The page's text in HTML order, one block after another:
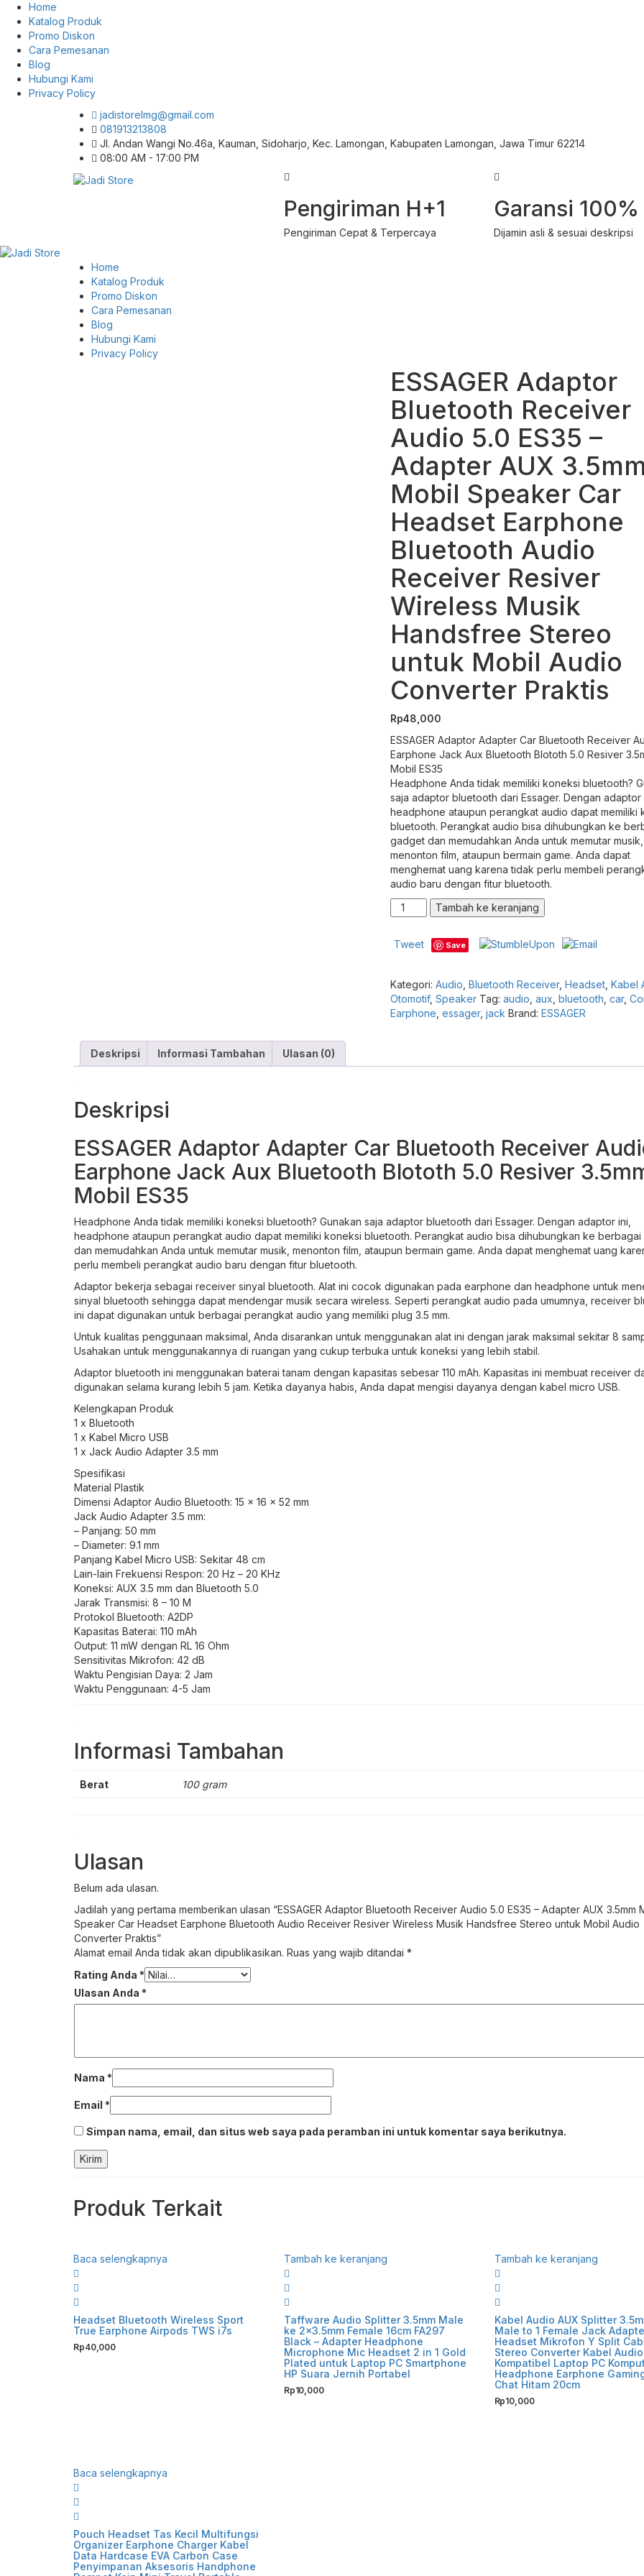
Home
Katalog Produk
Promo Diskon
Cara Pemesanan
Blog
Hubungi Kami
Privacy Policy
jadistorelmg@gmail.com
081913213808
Jl. Andan Wangi No.46a, Kauman, Sidoharjo, Kec. Lamongan, Kabupaten Lamongan, Jawa Timur 62214
08:00 AM - 17:00 PM
Pengiriman H+1
Pengiriman Cepat & Terpercaya
Garansi 100%
Dijamin asli & sesuai deskripsi
Home
Katalog Produk
Promo Diskon
Cara Pemesanan
Blog
Hubungi Kami
Privacy Policy
ESSAGER Adaptor
Bluetooth Receiver
Audio 5.0 ES35 –
Adapter AUX 3.5mm
Mobil Speaker Car
Headset Earphone
Bluetooth Audio
Receiver Resiver
Wireless Musik
Handsfree Stereo
untuk Mobil Audio
Converter Praktis
Rp48,000
ESSAGER Adaptor Adapter Car Bluetooth Receiver
Earphone Jack Aux Bluetooth Blototh 5.0 Resiver
Mobil ES35
Headphone Anda tidak memiliki koneksi bluetooth?
saja adaptor bluetooth dari Essager. Dengan adaptor
headphone ataupun perangkat audio dapat memiliki
bluetooth. Perangkat audio bisa dihubungkan ke
gadget dan memudahkan Anda untuk memutar musik,
menonton film, ataupun bermain game. Anda dapat
menghemat uang karena tidak perlu membeli
audio baru dengan fitur bluetooth.
Kuantitas
ESSAGER
Bluetooth
5.0
ES35
–
Bluetooth
Audio
Receiver
Musik
Handsfree
Stereo
Audio
Converter
Praktis
Tambah ke keranjang
Tweet Save
Kategori: Audio Bluetooth Receiver, Headset, Kabel
Otomotif, Speaker Tag: audio aux bluetooth car,
Earphone essager, jack Brand: ESSAGER
Deskripsi Informasi Tambahan Ulasan (0)
Deskripsi
ESSAGER Adaptor Adapter Car Bluetooth Receiver
Earphone Jack Aux Bluetooth Blototh 5.0 Resiver
Mobil ES35
Headphone Anda tidak memiliki koneksi bluetooth? Gunakan saja adaptor bluetooth dari Essager. Dengan adaptor ini,
headphone ataupun perangkat audio dapat memiliki koneksi bluetooth. Perangkat audio bisa dihubungkan ke
dan memudahkan Anda untuk memutar musik, menonton film, ataupun bermain game. Anda dapat menghemat uang
perlu membeli perangkat audio baru dengan fitur bluetooth.
Adaptor bekerja sebagai receiver sinyal bluetooth. Alat ini cocok digunakan pada earphone dan headphone untuk
sinyal bluetooth sehingga dapat mendengar musik secara wireless. Seperti perangkat audio pada umumnya, receiver
ini dapat digunakan untuk berbagai perangkat audio yang memiliki plug 3.5 mm.
Untuk kualitas penggunaan maksimal, Anda disarankan untuk menggunakan alat ini dengan jarak maksimal sekitar 8
Usahakan untuk menggunakannya di ruangan yang cukup terbuka untuk koneksi yang lebih stabil.
Adaptor bluetooth ini menggunakan baterai tanam dengan kapasitas sebesar 110 mAh. Kapasitas ini membuat receiver
digunakan selama kurang lebih 5 jam. Ketika dayanya habis, Anda dapat mengisi dayanya dengan kabel micro USB.
Kelengkapan Produk
1 x Bluetooth
1 x Kabel Micro USB
1 x Jack Audio Adapter 3.5 mm
Spesifikasi
Material Plastik
Dimensi Adaptor Audio Bluetooth: 15 x 16 x 52 mm
Jack Audio Adapter 3.5 mm:
– Panjang: 50 mm
– Diameter: 9.1 mm
Panjang Kabel Micro USB: Sekitar 48 cm
Lain-lain Frekuensi Respon: 20 Hz – 20 KHz
Koneksi: AUX 3.5 mm dan Bluetooth 5.0
Jarak Transmisi: 8 – 10 M
Protokol Bluetooth: A2DP
Kapasitas Baterai: 110 mAh
Output: 11 mW dengan RL 16 Ohm
Sensitivitas Mikrofon: 42 dB
Waktu Pengisian Daya: 2 Jam
Waktu Penggunaan: 4-5 Jam
Informasi Tambahan
Berat 100 gram
Ulasan
Belum ada ulasan.
Jadilah yang pertama memberikan ulasan “ESSAGER Adaptor Bluetooth Receiver Audio 5.0 ES35 – Adapter AUX 3.5mm
Speaker Car Headset Earphone Bluetooth Audio Receiver Resiver Wireless Musik Handsfree Stereo untuk Mobil Audio
Converter Praktis”
Alamat email Anda tidak akan dipublikasikan. Ruas yang wajib ditandai *
Rating Anda *
Ulasan Anda *
Nama *
Email *
Simpan nama, email, dan situs web saya pada peramban ini untuk komentar saya berikutnya.
Produk Terkait
Baca selengkapnya
Headset Bluetooth Wireless Sport
True Earphone Airpods TWS i7s
Rp40,000
Tambah ke keranjang
Taffware Audio Splitter 3.5mm Male
ke 2×3.5mm Female 16cm FA297
Black – Adapter Headphone
Microphone Mic Headset 2 in 1 Gold
Plated untuk Laptop PC Smartphone
HP Suara Jernih Portabel
Rp10,000
Tambah ke keranjang
Kabel Audio AUX Splitter
Male to 1 Female Jack
Headset Mikrofon Y Split
Stereo Converter Kabel Audio
Kompatibel Laptop PC
Headphone Earphone
Chat Hitam 20cm
Rp10,000
Baca selengkapnya
Pouch Headset Tas Kecil Multifungsi
Organizer Earphone Charger Kabel
Data Hardcase EVA Carbon Case
Penyimpanan Aksesoris Handphone